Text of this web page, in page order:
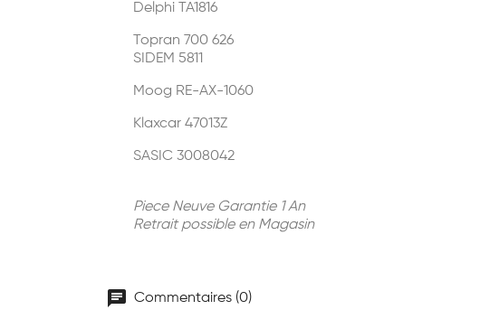
Delphi TA1816
Topran 700 626
SIDEM 5811
Moog RE-AX-1060
Klaxcar 47013Z
SASIC 3008042
Piece Neuve Garantie 1 An
Retrait possible en Magasin
chat Commentaires (0)